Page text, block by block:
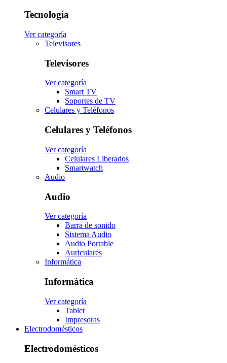
Tecnología
Ver categoría
Televisores
Televisores
Ver categoría
Smart TV
Soportes de TV
Celulares y Teléfonos
Celulares y Teléfonos
Ver categoría
Celulares Liberados
Smartwatch
Audio
Audio
Ver categoría
Barra de sonido
Sistema Audio
Audio Portable
Auriculares
Informática
Informática
Ver categoría
Tablet
Impresoras
Electrodomésticos
Electrodomésticos